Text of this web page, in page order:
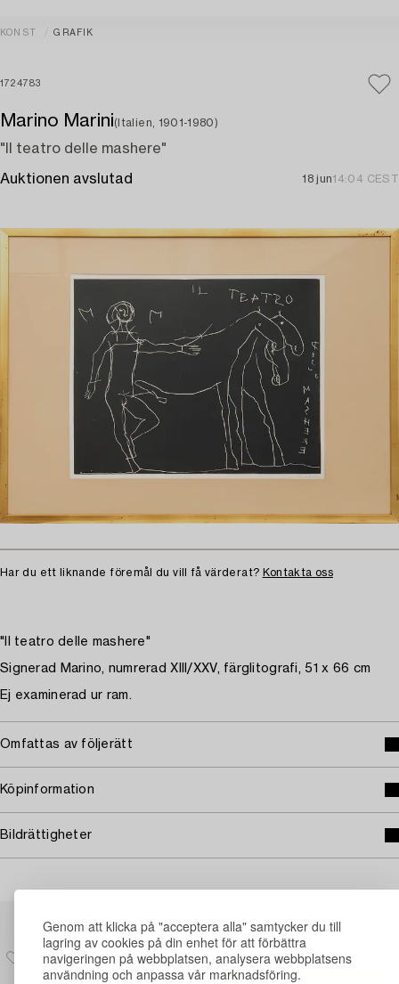
Genom att klicka på "acceptera alla" samtycker du till
lagring av cookies på din enhet för att förbättra
navigeringen på webbplatsen, analysera webbplatsens
användning och anpassa vår marknadsföring.
KONST GRAFIK
1724783
Marino Marini(Italien, 1901-1980)
"Il teatro delle mashere"
Auktionen avslutad 18 jun14:04 CEST
Har du ett liknande föremål du vill få värderat? Kontakta oss
"Il teatro delle mashere"
Signerad Marino, numrerad XIII/XXV, färglitografi, 51 x 66 cm
Ej examinerad ur ram.
Omfattas av följerätt
Köpinformation
Bildrättigheter